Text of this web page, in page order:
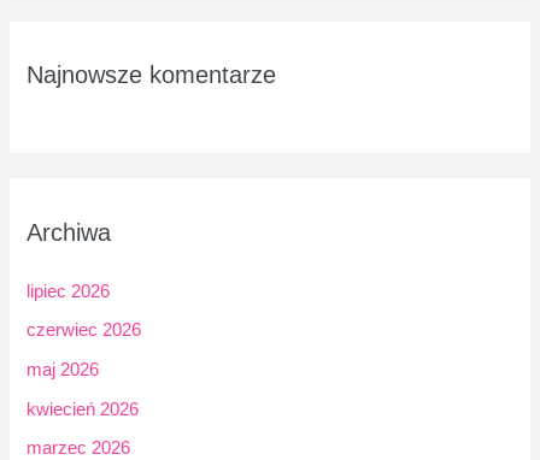
Najnowsze komentarze
Archiwa
lipiec 2026
czerwiec 2026
maj 2026
kwiecień 2026
marzec 2026